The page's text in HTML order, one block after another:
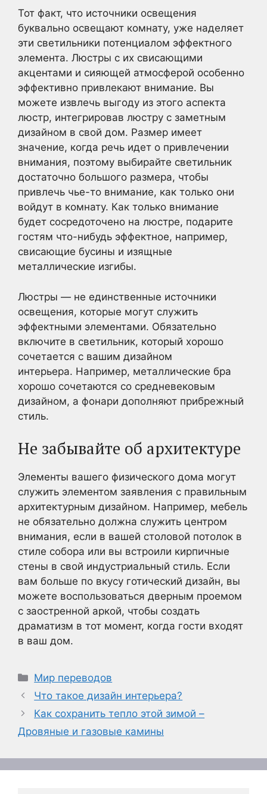
Тот факт, что источники освещения
буквально освещают комнату, уже наделяет
эти светильники потенциалом эффектного
элемента. Люстры с их свисающими
акцентами и сияющей атмосферой особенно
эффективно привлекают внимание. Вы
можете извлечь выгоду из этого аспекта
люстр, интегрировав люстру с заметным
дизайном в свой дом. Размер имеет
значение, когда речь идет о привлечении
внимания, поэтому выбирайте светильник
достаточно большого размера, чтобы
привлечь чье-то внимание, как только они
войдут в комнату. Как только внимание
будет сосредоточено на люстре, подарите
гостям что-нибудь эффектное, например,
свисающие бусины и изящные
металлические изгибы.
Люстры — не единственные источники
освещения, которые могут служить
эффектными элементами. Обязательно
включите в светильник, который хорошо
сочетается с вашим дизайном
интерьера. Например, металлические бра
хорошо сочетаются со средневековым
дизайном, а фонари дополняют прибрежный
стиль.
Не забывайте об архитектуре
Элементы вашего физического дома могут
служить элементом заявления с правильным
архитектурным дизайном. Например, мебель
не обязательно должна служить центром
внимания, если в вашей столовой потолок в
стиле собора или вы встроили кирпичные
стены в свой индустриальный стиль. Если
вам больше по вкусу готический дизайн, вы
можете воспользоваться дверным проемом
с заостренной аркой, чтобы создать
драматизм в тот момент, когда гости входят
в ваш дом.
Рубрики
Мир переводов
Что такое дизайн интерьера?
Как сохранить тепло этой зимой –
Дровяные и газовые камины